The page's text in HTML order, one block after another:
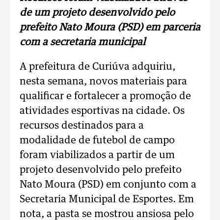
de um projeto desenvolvido pelo
prefeito Nato Moura (PSD) em parceria
com a secretaria municipal
A prefeitura de Curiúva adquiriu,
nesta semana, novos materiais para
qualificar e fortalecer a promoção de
atividades esportivas na cidade. Os
recursos destinados para a
modalidade de futebol de campo
foram viabilizados a partir de um
projeto desenvolvido pelo prefeito
Nato Moura (PSD) em conjunto com a
Secretaria Municipal de Esportes. Em
nota, a pasta se mostrou ansiosa pelo